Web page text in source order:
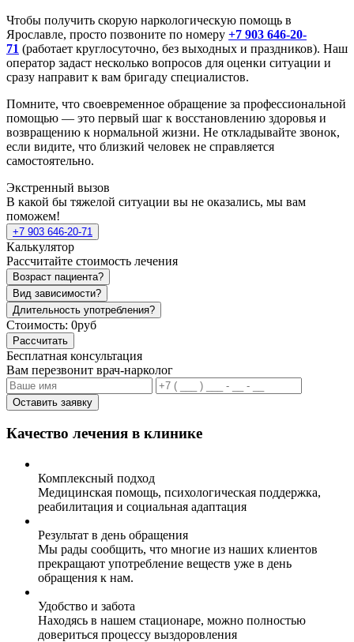
Чтобы получить скорую наркологическую помощь в
Ярославле, просто позвоните по номеру +7 903 646-20-
71 (работает круглосуточно, без выходных и праздников). Наш
оператор задаст несколько вопросов для оценки ситуации и
сразу направит к вам бригаду специалистов.
Помните, что своевременное обращение за профессиональной
помощью — это первый шаг к восстановлению здоровья и
возвращению к нормальной жизни. Не откладывайте звонок,
если видите, что близкий человек не справляется
самостоятельно.
Экстренный вызов
В какой бы тяжелой ситуации вы не оказались, мы вам
поможем!
+7 903 646-20-71
Калькулятор
Рассчитайте стоимость лечения
Возраст пациента?
Вид зависимости?
Длительность употребления?
Стоимость: 0руб
Рассчитать
Бесплатная консультация
Вам перезвонит врач-нарколог
Оставить заявку
Качество лечения в клинике
Комплексный подход
Медицинская помощь, психологическая поддержка,
реабилитация и социальная адаптация
Результат в день обращения
Мы рады сообщить, что многие из наших клиентов
прекращают употребление веществ уже в день
обращения к нам.
Удобство и забота
Находясь в нашем стационаре, можно полностью
довериться процессу выздоровления